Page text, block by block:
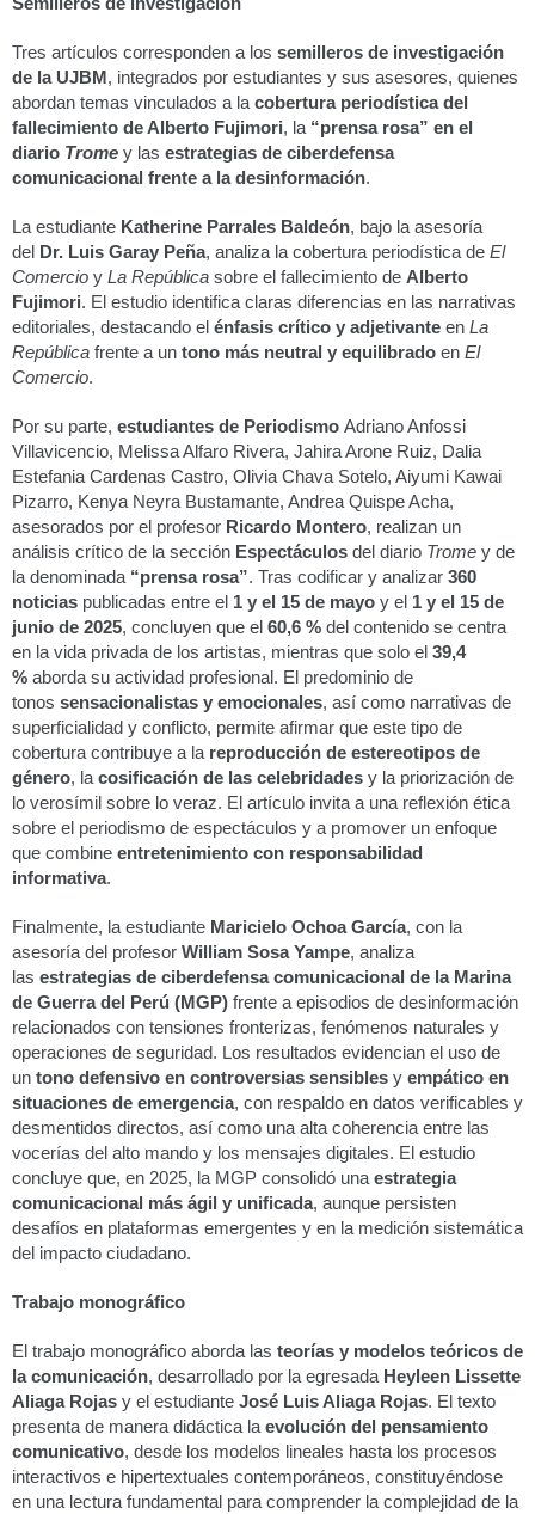
Tres artículos corresponden a los semilleros de investigación
de la UJBM, integrados por estudiantes y sus asesores, quienes
abordan temas vinculados a la cobertura periodística del
fallecimiento de Alberto Fujimori, la “prensa rosa” en el
diario Trome y las estrategias de ciberdefensa
comunicacional frente a la desinformación.
La estudiante Katherine Parrales Baldeón, bajo la asesoría
del Dr. Luis Garay Peña, analiza la cobertura periodística de El
Comercio y La República sobre el fallecimiento de Alberto
Fujimori. El estudio identifica claras diferencias en las narrativas
editoriales, destacando el énfasis crítico y adjetivante en La
República frente a un tono más neutral y equilibrado en El
Comercio.
Por su parte, estudiantes de Periodismo Adriano Anfossi
Villavicencio, Melissa Alfaro Rivera, Jahira Arone Ruiz, Dalia
Estefania Cardenas Castro, Olivia Chava Sotelo, Aiyumi Kawai
Pizarro, Kenya Neyra Bustamante, Andrea Quispe Acha,
asesorados por el profesor Ricardo Montero, realizan un
análisis crítico de la sección Espectáculos del diario Trome y de
la denominada “prensa rosa”. Tras codificar y analizar 360
noticias publicadas entre el 1 y el 15 de mayo y el 1 y el 15 de
junio de 2025, concluyen que el 60,6 % del contenido se centra
en la vida privada de los artistas, mientras que solo el 39,4
% aborda su actividad profesional. El predominio de
tonos sensacionalistas y emocionales, así como narrativas de
superficialidad y conflicto, permite afirmar que este tipo de
cobertura contribuye a la reproducción de estereotipos de
género, la cosificación de las celebridades y la priorización de
lo verosímil sobre lo veraz. El artículo invita a una reflexión ética
sobre el periodismo de espectáculos y a promover un enfoque
que combine entretenimiento con responsabilidad
informativa.
Finalmente, la estudiante Maricielo Ochoa García, con la
asesoría del profesor William Sosa Yampe, analiza
las estrategias de ciberdefensa comunicacional de la Marina
de Guerra del Perú (MGP) frente a episodios de desinformación
relacionados con tensiones fronterizas, fenómenos naturales y
operaciones de seguridad. Los resultados evidencian el uso de
un tono defensivo en controversias sensibles y empático en
situaciones de emergencia, con respaldo en datos verificables y
desmentidos directos, así como una alta coherencia entre las
vocerías del alto mando y los mensajes digitales. El estudio
concluye que, en 2025, la MGP consolidó una estrategia
comunicacional más ágil y unificada, aunque persisten
desafíos en plataformas emergentes y en la medición sistemática
del impacto ciudadano.
Trabajo monográfico
El trabajo monográfico aborda las teorías y modelos teóricos de
la comunicación, desarrollado por la egresada Heyleen Lissette
Aliaga Rojas y el estudiante José Luis Aliaga Rojas. El texto
presenta de manera didáctica la evolución del pensamiento
comunicativo, desde los modelos lineales hasta los procesos
interactivos e hipertextuales contemporáneos, constituyéndose
en una lectura fundamental para comprender la complejidad de la